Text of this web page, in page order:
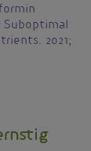
2021;